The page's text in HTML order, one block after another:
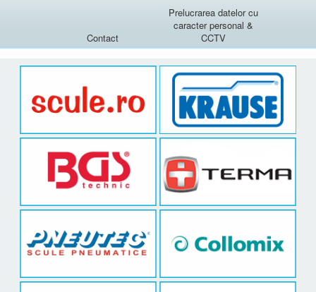
Contact
Prelucrarea datelor cu
caracter personal &
CCTV